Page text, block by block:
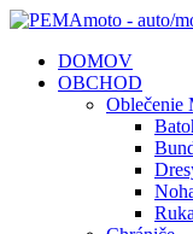
DOMOV
OBCHOD
Oblečenie